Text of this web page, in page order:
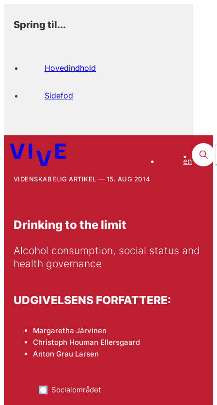
Spring til...
Hovedindhold
Sidefod
en
VIDENSKABELIG ARTIKEL 15. AUG 2014
Drinking to the limit
Alcohol consumption, social status and
health governance
UDGIVELSENS FORFATTERE:
Margaretha Järvinen
Christoph Houman Ellersgaard
Anton Grau Larsen
Socialområdet